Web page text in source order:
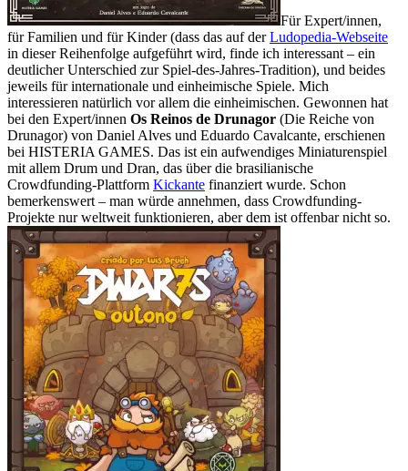
Für Expert/innen,
für Familien und für Kinder (dass das auf derLudopedia-Webseite
in dieser Reihenfolge aufgeführt wird, finde ich interessant – ein
deutlicher Unterschied zur Spiel-des-Jahres-Tradition), und beides
jeweils für internationale und einheimische Spiele. Mich
interessieren natürlich vor allem die einheimischen. Gewonnen hat
bei den Expert/innen Os Reinos de Drunagor (Die Reiche von
Drunagor) von Daniel Alves und Eduardo Cavalcante, erschienen
bei HISTERIA GAMES. Das ist ein aufwendiges Miniaturenspiel
mit allem Drum und Dran, das über die brasilianische
Crowdfunding-Plattform Kickante finanziert wurde. Schon
bemerkenswert – man würde annehmen, dass Crowdfunding-
Projekte nur weltweit funktionieren, aber dem ist offenbar nicht so.